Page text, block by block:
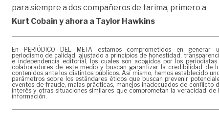
para siempre a dos compañeros de tarima, primero a
Kurt Cobain y ahora a Taylor Hawkins
En PERIÓDICO DEL META estamos comprometidos en generar
periodismo de calidad, ajustado a principios de honestidad,
e independencia editorial, los cuales son acogidos por los periodistas
colaboradores de este medio y buscan garantizar la credibilidad de
contenidos ante los distintos públicos. Así mismo, hemos establecido
parámetros sobre los estándares éticos que buscan prevenir
eventos de fraude, malas prácticas, manejos inadecuados de conflicto
interés y otras situaciones similares que comprometan la veracidad de
información.